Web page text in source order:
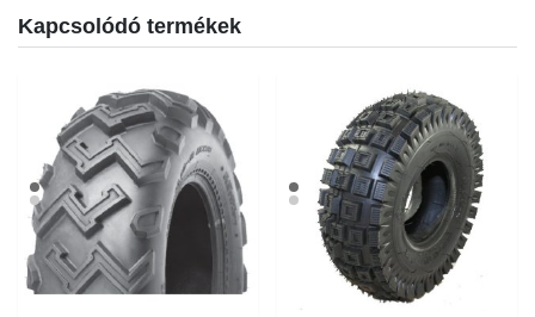
Kapcsolódó termékek